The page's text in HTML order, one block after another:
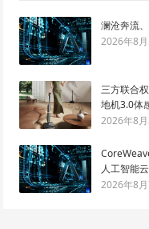
澜沧奔流
2026年8
三方联合
地机3.0体
2026年8
人工智能
2026年8